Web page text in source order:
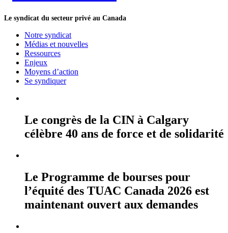
Le syndicat du secteur privé au Canada
Notre syndicat
Médias et nouvelles
Ressources
Enjeux
Moyens d’action
Se syndiquer
Le congrès de la CIN à Calgary
célèbre 40 ans de force et de solidarité
Le Programme de bourses pour
l’équité des TUAC Canada 2026 est
maintenant ouvert aux demandes